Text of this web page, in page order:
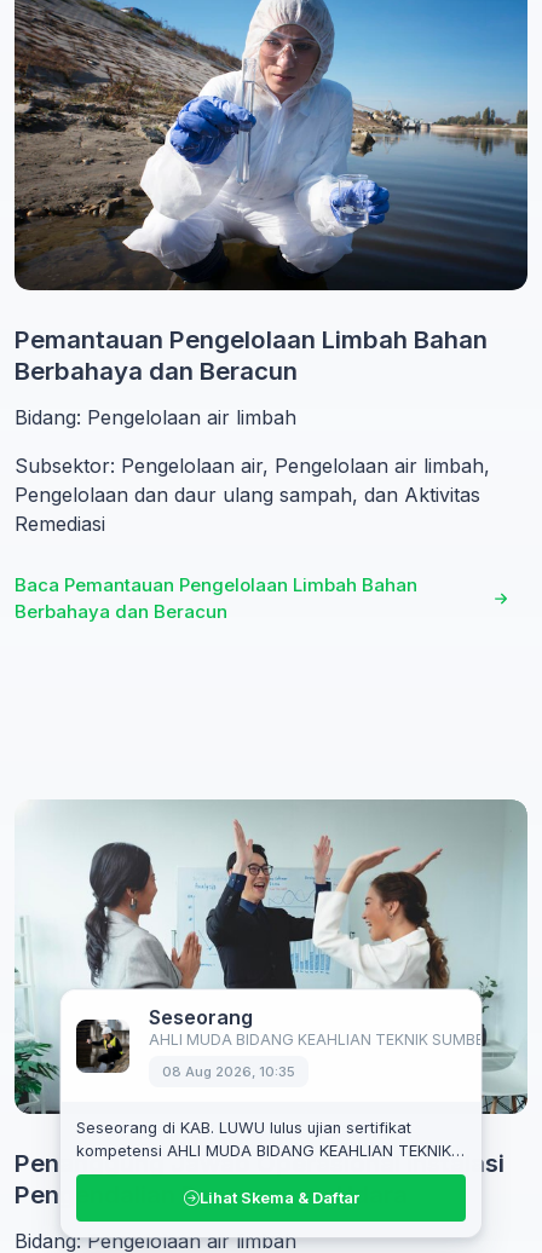
Pemantauan Pengelolaan Limbah Bahan
Berbahaya dan Beracun
Bidang: Pengelolaan air limbah
Subsektor: Pengelolaan air, Pengelolaan air limbah,
Pengelolaan dan daur ulang sampah, dan Aktivitas
Remediasi
Baca Pemantauan Pengelolaan Limbah Bahan
Berbahaya dan Beracun
Penanggung Jawab Operasional Instalasi
Pengendalian Pencemaran Udara
Bidang: Pengelolaan air limbah